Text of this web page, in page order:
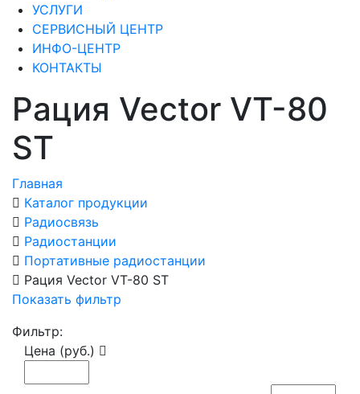
УСЛУГИ
СЕРВИСНЫЙ ЦЕНТР
ИНФО-ЦЕНТР
КОНТАКТЫ
Рация Vector VT-80
ST
Главная
Каталог продукции
Радиосвязь
Радиостанции
Портативные радиостанции
Рация Vector VT-80 ST
Показать фильтр
Фильтр:
Цена (руб.)